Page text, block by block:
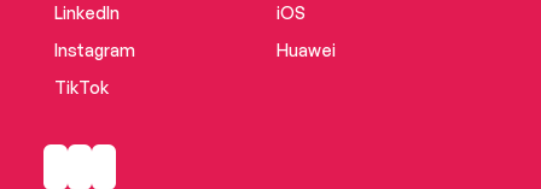
LinkedIn
Instagram
TikTok
iOS
Huawei